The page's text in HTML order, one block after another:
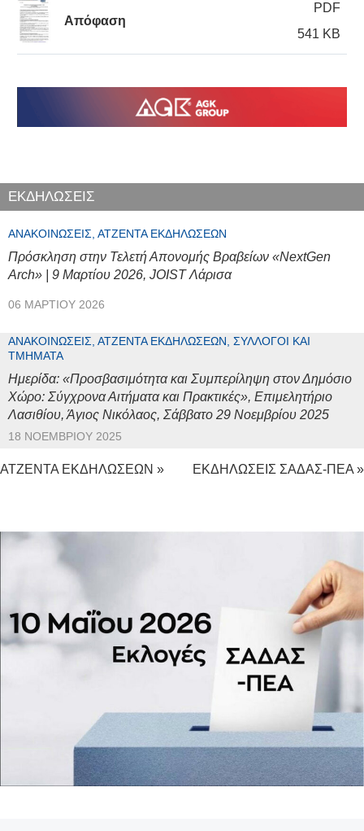
Απόφαση
PDF
541 KB
ΕΚΔΗΛΩΣΕΙΣ
ΑΝΑΚΟΙΝΏΣΕΙΣ, ΑΤΖΈΝΤΑ ΕΚΔΗΛΏΣΕΩΝ
Πρόσκληση στην Τελετή Απονομής Βραβείων «NextGen
Arch» | 9 Μαρτίου 2026, JOIST Λάρισα
06 ΜΑΡΤΊΟΥ 2026
ΑΝΑΚΟΙΝΏΣΕΙΣ, ΑΤΖΈΝΤΑ ΕΚΔΗΛΏΣΕΩΝ, ΣΎΛΛΟΓΟΙ ΚΑΙ
ΤΜΉΜΑΤΑ
Ημερίδα: «Προσβασιμότητα και Συμπερίληψη στον Δημόσιο
Χώρο: Σύγχρονα Αιτήματα και Πρακτικές», Επιμελητήριο
Λασιθίου, Άγιος Νικόλαος, Σάββατο 29 Νοεμβρίου 2025
18 ΝΟΕΜΒΡΊΟΥ 2025
ΑΤΖΕΝΤΑ ΕΚΔΗΛΩΣΕΩΝ » ΕΚΔΗΛΩΣΕΙΣ ΣΑΔΑΣ-ΠΕΑ »